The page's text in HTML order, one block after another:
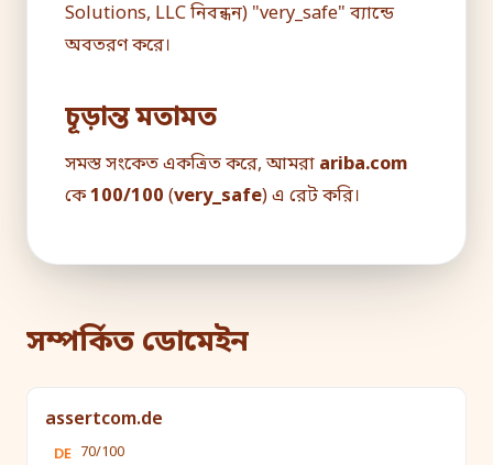
Solutions, LLC নিবন্ধন) "very_safe" ব্যান্ডে
অবতরণ করে।
চূড়ান্ত মতামত
সমস্ত সংকেত একত্রিত করে, আমরা ariba.com
কে100/100 (very_safe) এ রেট করি।
সম্পর্কিত ডোমেইন
assertcom.de
DE 70/100